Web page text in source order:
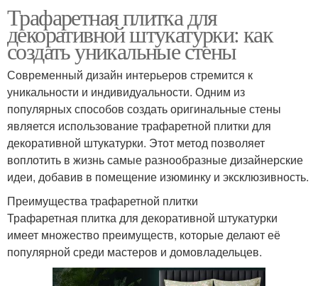
Трафаретная плитка для
декоративной штукатурки: как
создать уникальные стены
Современный дизайн интерьеров стремится к
уникальности и индивидуальности. Одним из
популярных способов создать оригинальные стены
является использование трафаретной плитки для
декоративной штукатурки. Этот метод позволяет
воплотить в жизнь самые разнообразные дизайнерские
идеи, добавив в помещение изюминку и эксклюзивность.
Преимущества трафаретной плитки
Трафаретная плитка для декоративной штукатурки
имеет множество преимуществ, которые делают её
популярной среди мастеров и домовладельцев.